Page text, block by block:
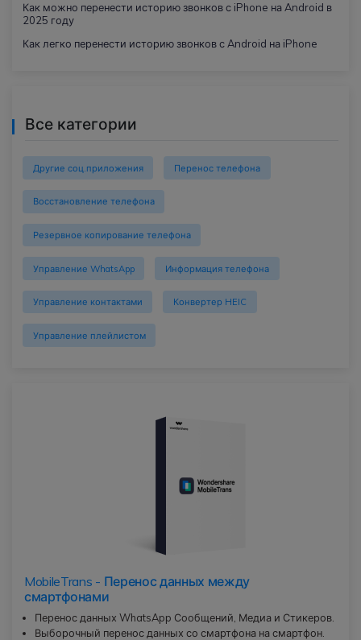
Как можно перенести историю звонков с iPhone на Android в
2025 году
Как легко перенести историю звонков с Android на iPhone
Все категории
Другие соц.приложения Перенос телефона
Восстановление телефона
Резервное копирование телефона
Управление WhatsApp Информация телефона
Управление контактами Конвертер HEIC
Управление плейлистом
MobileTrans - Перенос данных между
смартфонами
Перенос данных WhatsApp Сообщений, Медиа и Стикеров.
Выборочный перенос данных со смартфона на смартфон.